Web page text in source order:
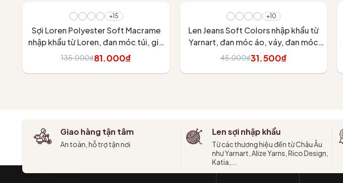
+15
Sợi Loren Polyester Soft Macrame
nhập khẩu từ Loren, đan móc túi, giỏ
xách, nón, các đồ dùng trang trí nội
135.000₫81.000₫
+10
Len Jeans Soft Colors nhập khẩu từ
Yarnart, đan móc áo, váy, đan móc
thú
45.000₫31.500₫
Giao hàng tận tâm
An toàn, hỗ trợ tận nơi
Len sợi nhập khẩu
Từ các thương hiệu đến từ Châu Âu
như Yarnart, Alize Yarns, Rico Design,
Katia,...